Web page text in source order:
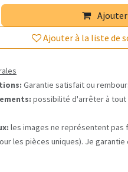
Ajouter à la liste de
Garantie satisfait ou
possibilité d'arrêter à tout
les images ne représentent pas
les pièces uniques). Je